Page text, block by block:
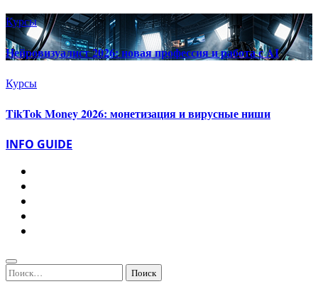
Курсы
Нейровизуалист 2026: новая профессия и работа с AI
Курсы
TikTok Money 2026: монетизация и вирусные ниши
INFO GUIDE
Найти: